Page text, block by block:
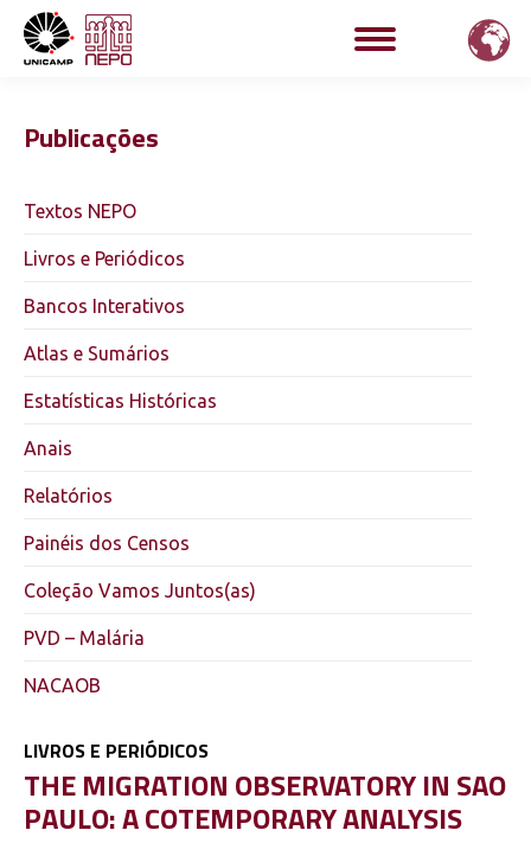
Publicações
Textos NEPO
Livros e Periódicos
Bancos Interativos
Atlas e Sumários
Estatísticas Históricas
Anais
Relatórios
Painéis dos Censos
Coleção Vamos Juntos(as)
PVD – Malária
NACAOB
LIVROS E PERIÓDICOS
THE MIGRATION OBSERVATORY IN SAO
PAULO: A COTEMPORARY ANALYSIS